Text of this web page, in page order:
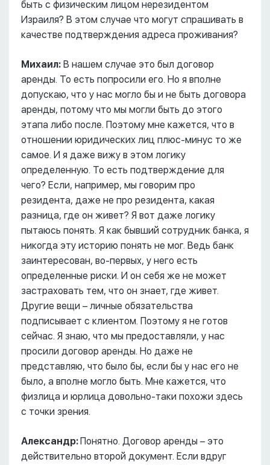
быть с физическим лицом нерезидентом
Израиля? В этом случае что могут спрашивать в
качестве подтверждения адреса проживания?
Михаил: В нашем случае это был договор
аренды. То есть попросили его. Но я вполне
допускаю, что у нас могло бы и не быть договора
аренды, потому что мы могли быть до этого
этапа либо после. Поэтому мне кажется, что в
отношении юридических лиц плюс-минус то же
самое. И я даже вижу в этом логику
определенную. То есть подтверждение для
чего? Если, например, мы говорим про
резидента, даже не про резидента, какая
разница, где он живет? Я вот даже логику
пытаюсь понять. Я как бывший сотрудник банка, я
никогда эту историю понять не мог. Ведь банк
заинтересован, во-первых, у него есть
определенные риски. И он себя же не может
застраховать тем, что он знает, где живет.
Другие вещи – личные обязательства
подписывает с клиентом. Поэтому я не готов
сейчас. Я знаю, что мы предоставляли, у нас
просили договор аренды. Но даже не
представляю, что было бы, если бы у нас его не
было, а вполне могло быть. Мне кажется, что
физлица и юрлица довольно-таки похожи здесь
с точки зрения.
Александр: Понятно. Договор аренды – это
действительно второй документ. Если вдруг